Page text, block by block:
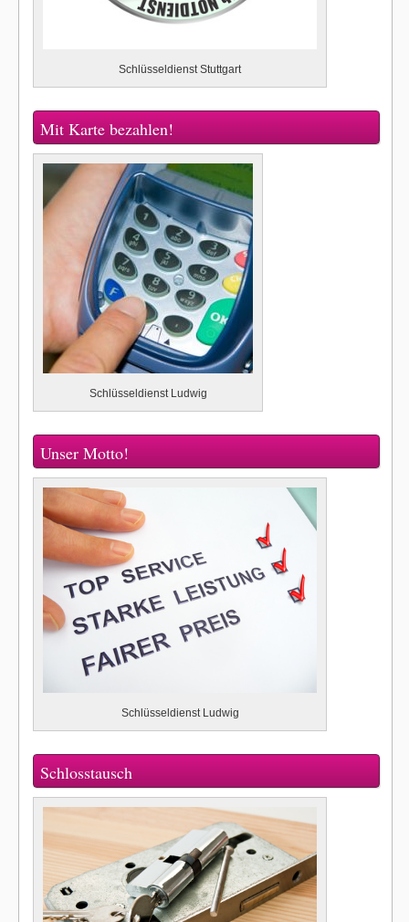
Schlüsseldienst Stuttgart
Mit Karte bezahlen!
Schlüsseldienst Ludwig
Unser Motto!
Schlüsseldienst Ludwig
Schlosstausch